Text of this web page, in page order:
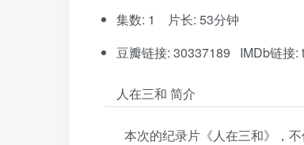
集数: 1 片长: 53分钟
豆瓣链接: 30337189 IMDb链接:
人在三和 简介
本次的纪录片《人在三和》，